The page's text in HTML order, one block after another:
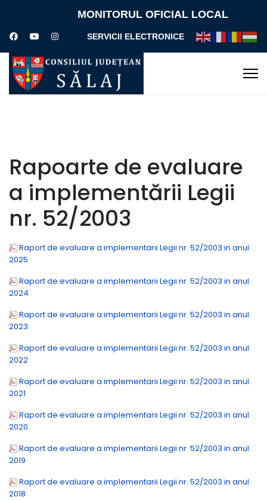
MONITORUL OFICIAL LOCAL
SERVICII ELECTRONICE
Rapoarte de evaluare
a implementării Legii
nr. 52/2003
Raport de evaluare a implementarii Legii nr. 52/2003 in anul
2025
Raport de evaluare a implementarii Legii nr. 52/2003 in anul
2024
Raport de evaluare a implementarii Legii nr. 52/2003 in anul
2023
Raport de evaluare a implementarii Legii nr. 52/2003 in anul
2022
Raport de evaluare a implementarii Legii nr. 52/2003 in anul
2021
Raport de evaluare a implementarii Legii nr. 52/2003 in anul
2020
Raport de evaluare a implementarii Legii nr. 52/2003 in anul
2019
Raport de evaluare a implementarii Legii nr. 52/2003 in anul
2018